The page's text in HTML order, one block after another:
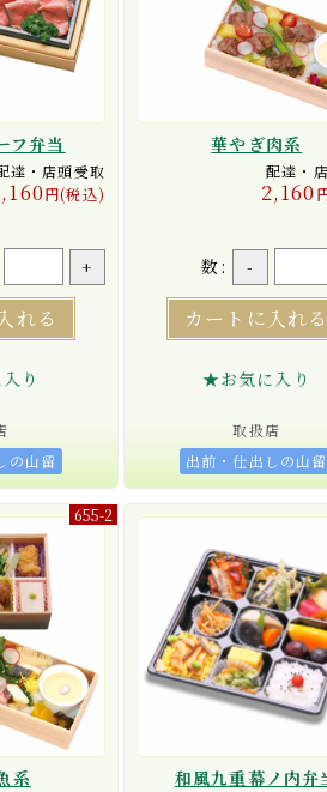
フ弁当
達・店頭受取
円(税込)
+
れる
り
の山留
華やぎ肉系
配達・
2,160
数: -
カートに入れる
★お気に入り
取扱店
出前・仕出しの山留
655-2
系 和風九重幕ノ内弁